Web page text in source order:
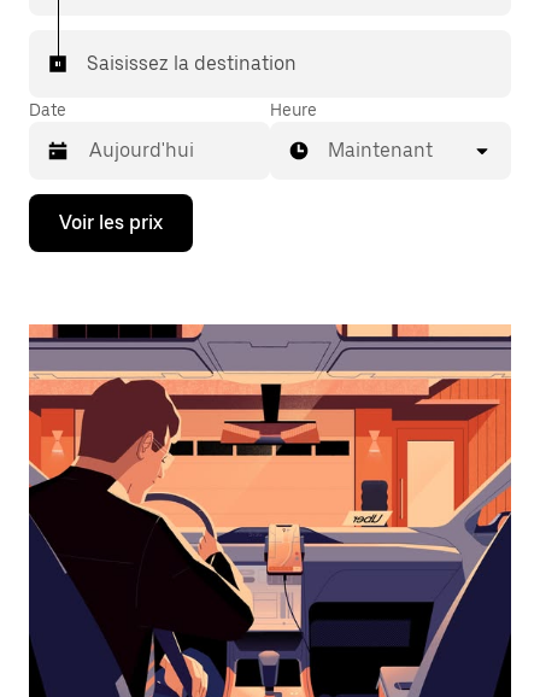
Saisissez la destination
Date
Appuyez
la
bas
ouvrir
le
calendrier
sélectionner
une
date.
Appuyez
sur
touche
pour
fermer
le
Heure
Maintenant
Voir les prix